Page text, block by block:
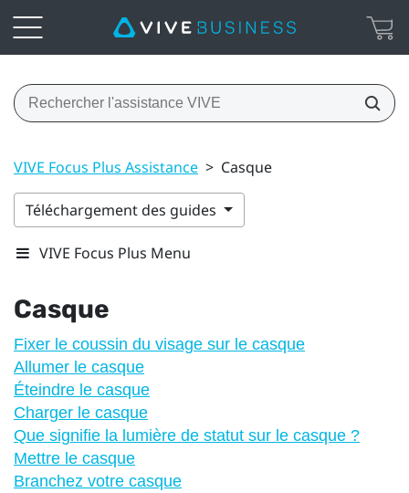
VIVE Focus Plus Assistance > Casque
Téléchargement des guides
VIVE Focus Plus Menu
Casque
Fixer le coussin du visage sur le casque
Allumer le casque
Éteindre le casque
Charger le casque
Que signifie la lumière de statut sur le casque ?
Mettre le casque
Branchez votre casque